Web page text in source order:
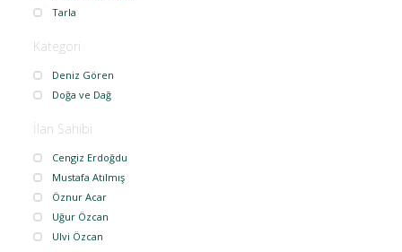
Tarla
Kategori
Deniz Gören
Doğa ve Dağ
İlan Sahibi
Cengiz Erdoğdu
Mustafa Atılmış
Öznur Acar
Uğur Özcan
Ulvi Özcan